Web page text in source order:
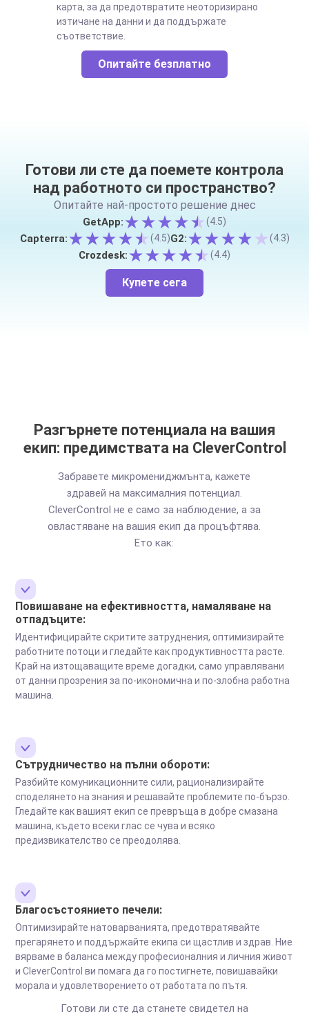
карта, за да предотвратите неоторизирано
изтичане на данни и да поддържате
съответствие.
Опитайте безплатно
Готови ли сте да поемете контрола
над работното си пространство?
Опитайте най-простото решение днес
GetApp: (4.5)
Capterra: (4.5)G2: (4.3)
Crozdesk: (4.4)
Купете сега
Разгърнете потенциала на вашия
екип: предимствата на CleverControl
Забравете микромениджмънта, кажете
здравей на максималния потенциал.
CleverControl не е само за наблюдение, а за
овластяване на вашия екип да процъфтява.
Ето как:
Повишаване на ефективността, намаляване на
отпадъците:
Идентифицирайте скритите затруднения, оптимизирайте
работните потоци и гледайте как продуктивността расте.
Край на изтощаващите време догадки, само управлявани
от данни прозрения за по-икономична и по-злобна работна
машина.
Сътрудничество на пълни обороти:
Разбийте комуникационните сили, рационализирайте
споделянето на знания и решавайте проблемите по-бързо.
Гледайте как вашият екип се превръща в добре смазана
машина, където всеки глас се чува и всяко
предизвикателство се преодолява.
Благосъстоянието печели:
Оптимизирайте натоварванията, предотвратявайте
прегарянето и поддържайте екипа си щастлив и здрав. Ние
вярваме в баланса между професионалния и личния живот
и CleverControl ви помага да го постигнете, повишавайки
морала и удовлетворението от работата по пътя.
Готови ли сте да станете свидетел на